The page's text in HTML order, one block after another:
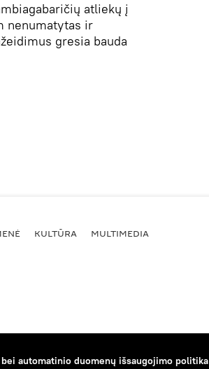
atliekų į
nenumatytas ir
gresia bauda
KULTŪRA MULTIMEDIA
automatinio duomenų išsaugojimo politika